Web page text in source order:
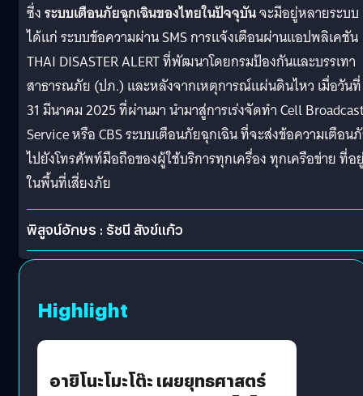
ซึ่งระบบเตือนภัยฉุกเฉินของไทยในปัจจุบันจะมีอยู่หลายระบบ
ได้แก่ ระบบข้อความผ่าน SMS การแจ้งเตือนผ่านแอปพลิเคชัน
THAI DISASTER ALERT ที่พัฒนาโดยกรมป้องกันและบรรเทา
สาธารณภัย (ปภ.) และหลังจากเหตุการณ์แผ่นดินไหว เมื่อวันที่
31 มีนาคม 2025 ที่ผ่านมา นำมาสู่การเร่งจัดทำ Cell
Service หรือ CBS ระบบเตือนภัยฉุกเฉิน ที่จะส่งข้อความเตือน
ไปยังโทรศัพท์มือถือของผู้ใช้บริการทุกเครื่อง ทุกเครือข่าย ที่อ
ในพื้นที่เสี่ยงภัย
พิสูจน์อักษร : รัชนี สังข์แก้ว
Highlight
อายิโนะโมะโต๊ะ เผยยุทธศาสตร์